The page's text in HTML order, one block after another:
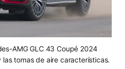
AMG GLC 43 Coupé 2024
las tomas de aire características.